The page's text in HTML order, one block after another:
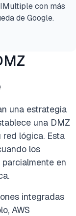
con más
de Google.
una estrategia
una DMZ
lógica. Esta
los
en
integradas
AWS